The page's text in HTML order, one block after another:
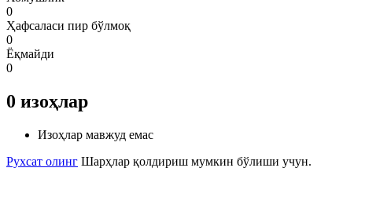
0
Ҳафсаласи пир бўлмоқ
0
Ёқмайди
0
0 изоҳлар
Изоҳлар мавжуд емас
Рухсат олинг Шарҳлар қолдириш мумкин бўлиши учун.